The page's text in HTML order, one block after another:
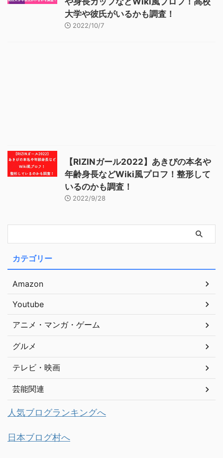
大学や彼氏がいるかも調査！
2022/10/7
【RIZINガール2022】あきぴの本名や
年齢身長などWiki風プロフ！整形して
いるのかも調査！
2022/9/28
カテゴリー
Amazon
Youtube
アニメ・マンガ・ゲーム
グルメ
テレビ・映画
芸能関連
人気ブログランキングへ
日本ブログ村へ